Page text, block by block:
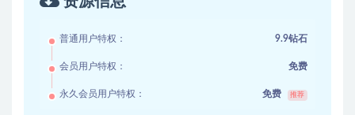
普通用户特权： 9.9钻石
会员用户特权： 免费
永久会员用户特权： 免费 推荐